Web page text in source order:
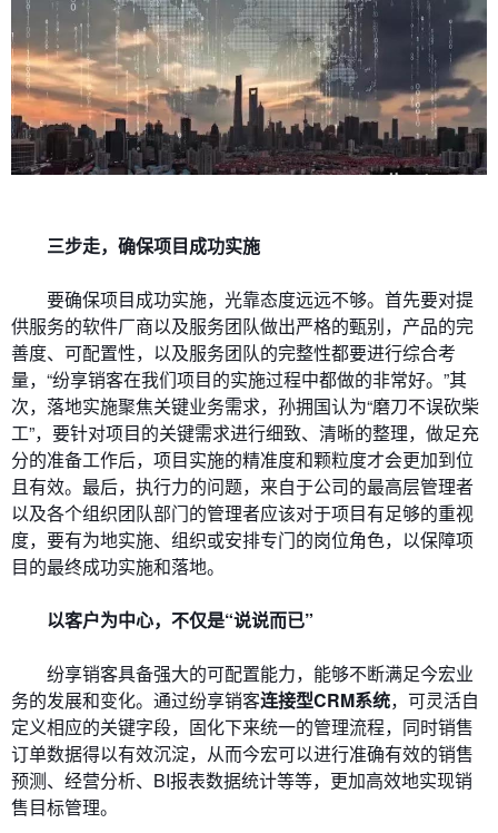
三步走，确保项目成功实施
要确保项目成功实施，光靠态度远远不够。首先要对提
供服务的软件厂商以及服务团队做出严格的甄别，产品的完
善度、可配置性，以及服务团队的完整性都要进行综合考
量，“纷享销客在我们项目的实施过程中都做的非常好。”其
次，落地实施聚焦关键业务需求，孙拥国认为“磨刀不误砍柴
工”，要针对项目的关键需求进行细致、清晰的整理，做足充
分的准备工作后，项目实施的精准度和颗粒度才会更加到位
且有效。最后，执行力的问题，来自于公司的最高层管理者
以及各个组织团队部门的管理者应该对于项目有足够的重视
度，要有为地实施、组织或安排专门的岗位角色，以保障项
目的最终成功实施和落地。
以客户为中心，不仅是“说说而已”
纷享销客具备强大的可配置能力，能够不断满足今宏业
务的发展和变化。通过纷享销客连接型CRM系统，可灵活自
定义相应的关键字段，固化下来统一的管理流程，同时销售
订单数据得以有效沉淀，从而今宏可以进行准确有效的销售
预测、经营分析、BI报表数据统计等等，更加高效地实现销
售目标管理。